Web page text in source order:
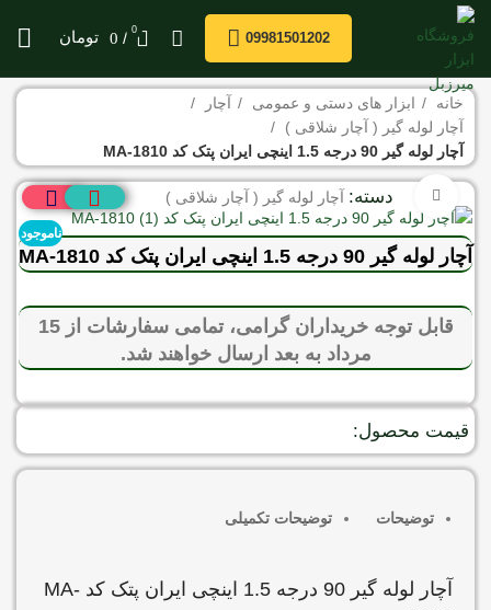
09981501202
0
/
0 تومان
خانه ابزار های دستی و عمومی
آچار
آچار لوله گیر ( آچار شلاقی )
آچار لوله گیر 90 درجه 1.5 اینچی ایران پتک کد MA-1810
دسته: آچار لوله گیر ( آچار شلاقی )
ناموجود
برای بزرگنمایی کلیک کنید
آچار لوله گیر 90 درجه 1.5 اینچی ایران پتک کد MA-1810
قابل توجه خریداران گرامی، تمامی سفارشات از 15
مرداد به بعد ارسال خواهند شد.
قیمت محصول:
توضیحات توضیحات تکمیلی
آچار لوله گیر 90 درجه 1.5 اینچی ایران پتک کد MA-